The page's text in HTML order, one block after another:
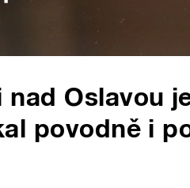
nad Oslavou
povodně i